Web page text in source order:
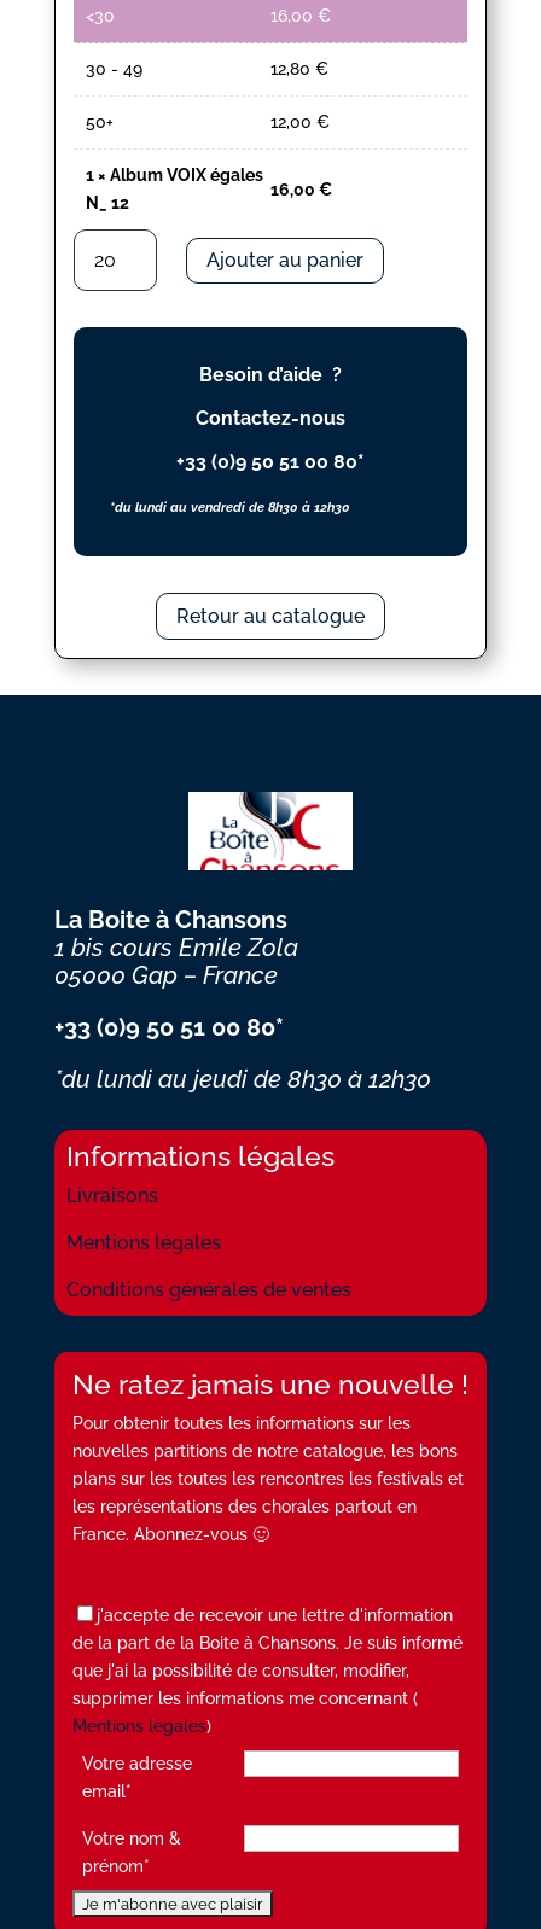
<30 16,00 €
30 - 49 12,80 €
50+ 12,00 €
1× Album VOIX égales
N_ 12
16,00 €
quantité
Album
VOIX
Ajouter au panier
Besoin d’aide ?
Contactez-nous
+33 (0)9 50 51 00 80*
*du lundi au vendredi de 8h30 à 12h30
Retour au catalogue
La Boite à Chansons
1 bis cours Emile Zola
05000 Gap – France
+33 (0)9 50 51 00 80*
*du lundi au jeudi de 8h30 à 12h30
Informations légales
Livraisons
Mentions légales
Conditions générales de ventes
Ne ratez jamais une nouvelle !
Pour obtenir toutes les informations sur les
nouvelles partitions de notre catalogue, les bons
plans sur les toutes les rencontres les festivals et
les représentations des chorales partout en
France. Abonnez-vous 🙂
j'accepte de recevoir une lettre d'information
de la part de la Boite à Chansons. Je suis informé
que j'ai la possibilité de consulter, modifier,
supprimer les informations me concernant (
Mentions légales)
Votre adresse
email*
Votre nom &
prénom*